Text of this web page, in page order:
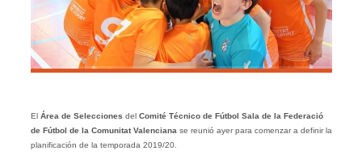
El Área de Selecciones del Comité Técnico de Fútbol Sala de la Federació
de Fútbol de la Comunitat Valenciana se reunió ayer para comenzar a definir la
planificación de la temporada 2019/20.